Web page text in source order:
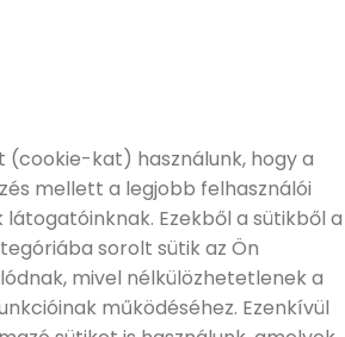
(cookie-kat) használunk, hogy a
mellett a legjobb felhasználói
Ezekből a sütikből a
sorolt sütik az Ön
mivel nélkülözhetetlenek a
működéséhez. Ezenkívül